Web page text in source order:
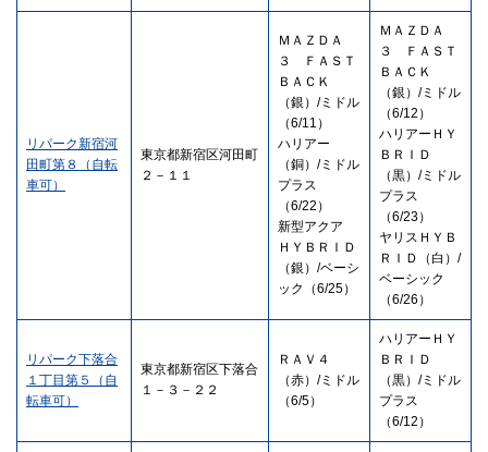
リパーク新宿河
田町第８（自転
車可）
東京都新宿区河田町
２－１１
ＭＡＺＤＡ
３ ＦＡＳＴ
ＢＡＣＫ
（銀）/ミドル
（6/11）
ハリアー
（銅）/ミドル
プラス
（6/22）
新型アクア
ＨＹＢＲＩＤ
（銀）/ベーシ
ック（6/25）
ＭＡＺＤＡ
３ ＦＡＳＴ
ＢＡＣＫ
（銀）/ミドル
（6/12）
ハリアーＨＹ
ＢＲＩＤ
（黒）/ミドル
プラス
（6/23）
ヤリスＨＹＢ
ＲＩＤ（白）/
ベーシック
（6/26）
リパーク下落合
１丁目第５（自
転車可）
東京都新宿区下落合
１－３－２２
ＲＡＶ４
（赤）/ミドル
（6/5）
ハリアーＨＹ
ＢＲＩＤ
（黒）/ミドル
プラス
（6/12）